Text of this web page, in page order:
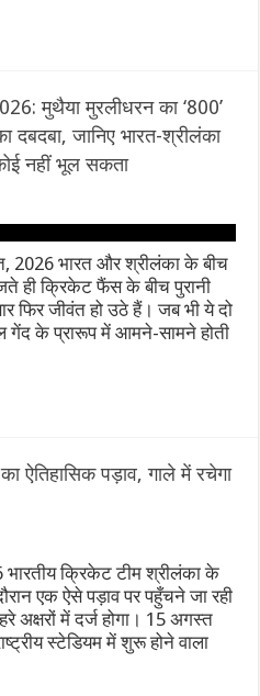
मुथैया मुरलीधरन का ‘800’
जानिए भारत-श्रीलंका
नहीं भूल सकता
2026 भारत और श्रीलंका के बीच
ही क्रिकेट फैंस के बीच पुरानी
फिर जीवंत हो उठे हैं। जब भी ये दो
गेंद के प्रारूप में आमने-सामने होती
ऐतिहासिक पड़ाव, गाले में रचेगा
क्रिकेट टीम श्रीलंका के
एक ऐसे पड़ाव पर पहुँचने जा रही
में दर्ज होगा। 15 अगस्त
स्टेडियम में शुरू होने वाला